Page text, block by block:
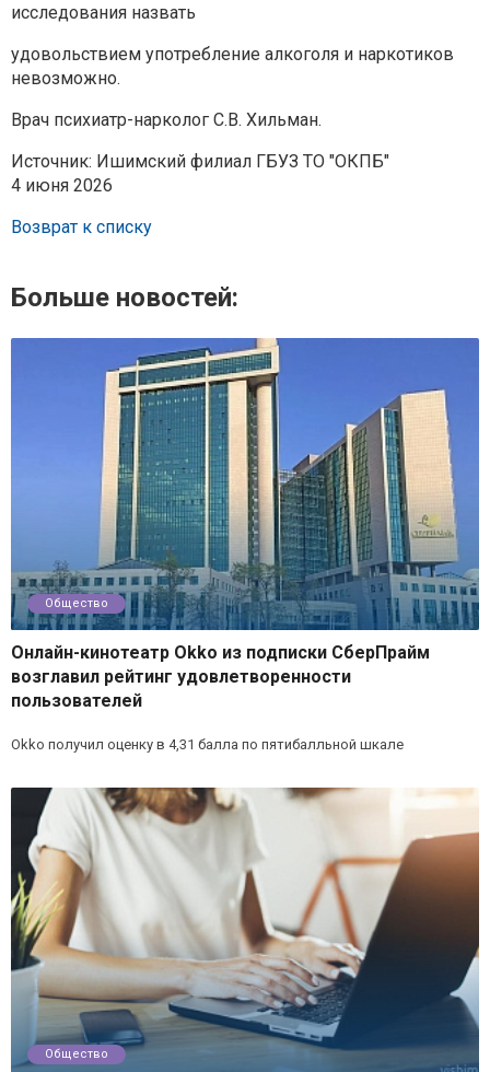
исследования назвать
удовольствием употребление алкоголя и наркотиков
невозможно.
Врач психиатр-нарколог С.В. Хильман.
Источник: Ишимский филиал ГБУЗ ТО "ОКПБ"
4 июня 2026
Возврат к списку
Больше новостей:
Общество
Онлайн-кинотеатр Okko из подписки СберПрайм
возглавил рейтинг удовлетворенности
пользователей
Okko получил оценку в 4,31 балла по пятибалльной шкале
Общество